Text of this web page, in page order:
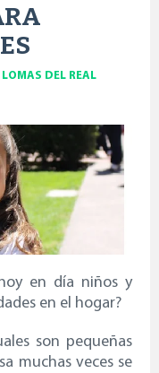
DEL REAL
en día niños y
en el hogar?
son pequeñas
muchas veces se